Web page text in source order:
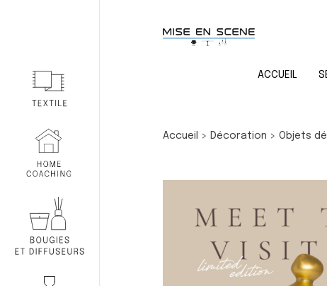
ACCUEIL
Accueil > Décoration >Objets